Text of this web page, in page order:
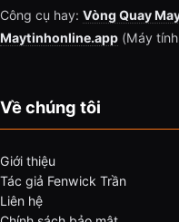
Công cụ hay: Vòng Quay
Maytinhonline.app (Máy
Về chúng tôi
Giới thiệu
Tác giả Fenwick Trần
Liên hệ